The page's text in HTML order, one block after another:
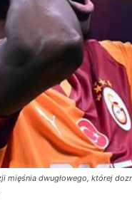
mięśnia dwugłowego, której